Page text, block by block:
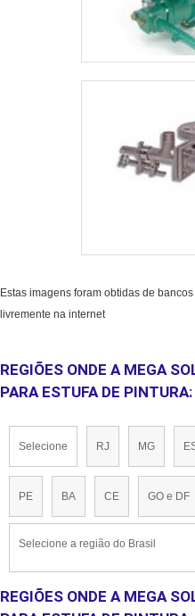
Estas imagens foram obtidas de
livremente na internet
REGIÕES ONDE A MEGA
PARA ESTUFA DE PINTURA:
Selecione RJ MG
PE BA CE GO e DF
Selecione a região do Brasil
REGIÕES ONDE A MEGA